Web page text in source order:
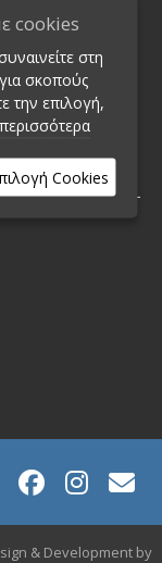
& Development by
cookies
στη
σκοπούς
την επιλογή,
Cookies